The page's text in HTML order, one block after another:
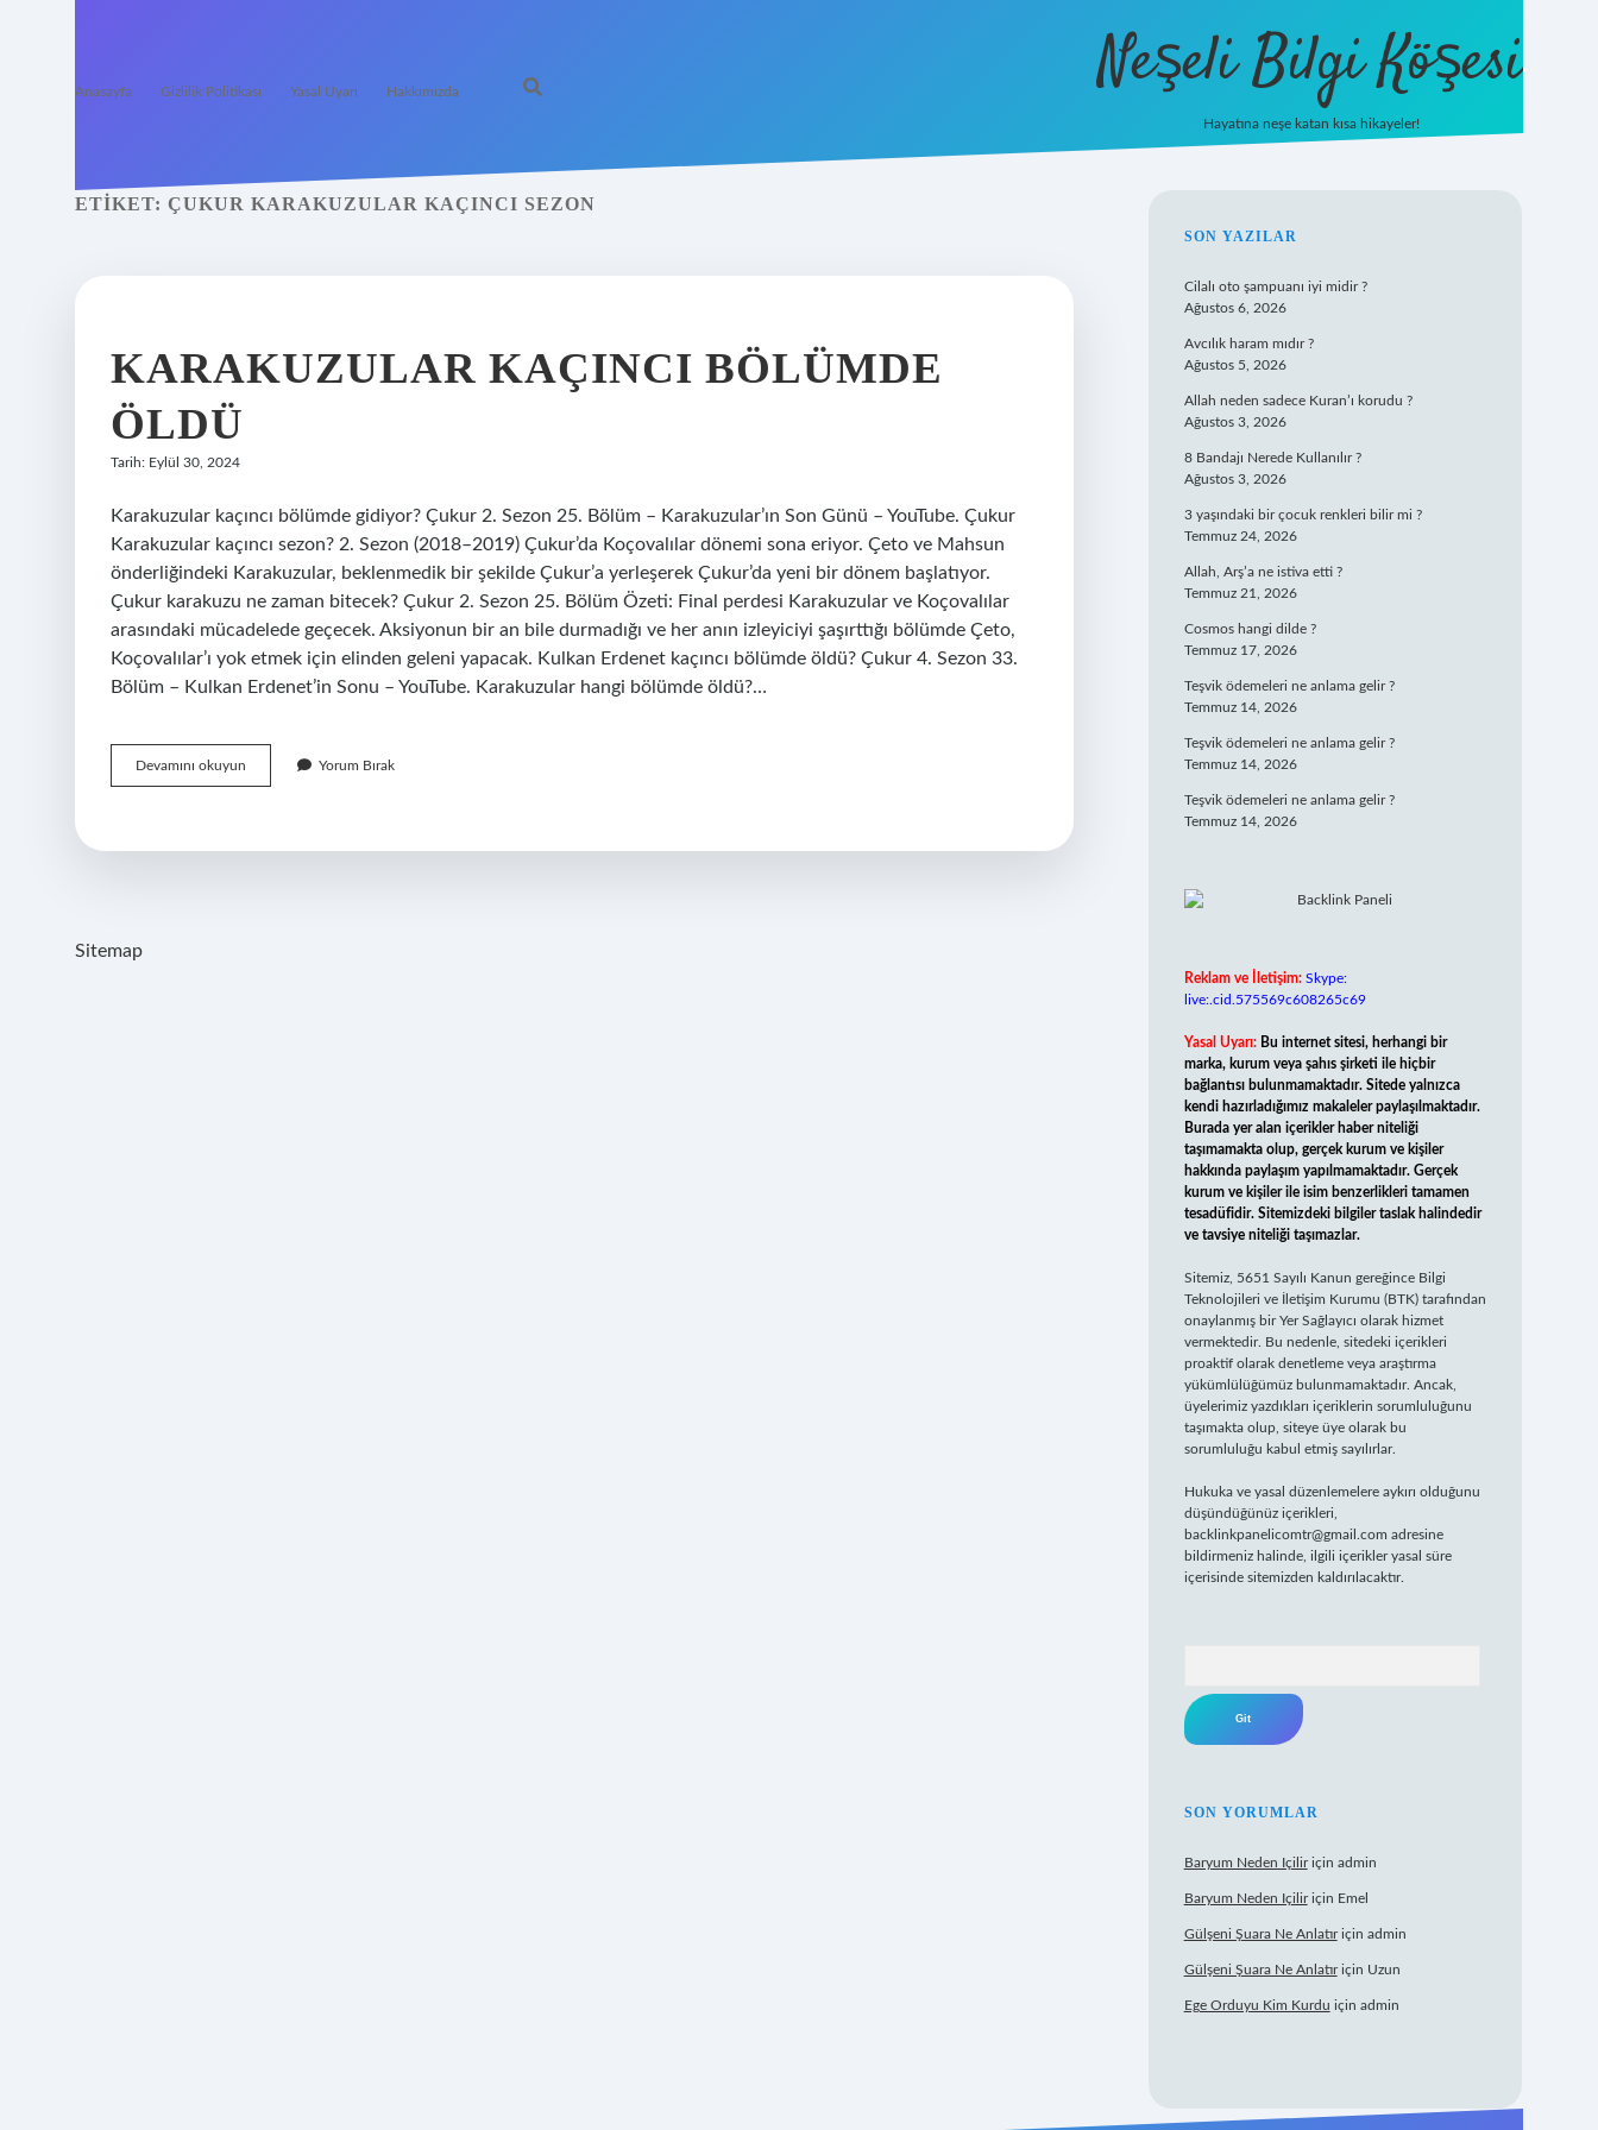
Anasayfa Gizlilik Politikası Yasal Uyarı Hakkımızda Neşeli Bilgi Köşesi
Hayatına neşe katan kısa hikayeler!
ETIKET: ÇUKUR KARAKUZULAR KAÇINCI SEZON
KARAKUZULAR KAÇINCI BÖLÜMDE
ÖLDÜ
Tarih: Eylül 30, 2024
Karakuzular kaçıncı bölümde gidiyor? Çukur 2. Sezon 25. Bölüm – Karakuzular’ın Son Günü – YouTube. Çukur
Karakuzular kaçıncı sezon? 2. Sezon (2018–2019) Çukur’da Koçovalılar dönemi sona eriyor. Çeto ve Mahsun
önderliğindeki Karakuzular, beklenmedik bir şekilde Çukur’a yerleşerek Çukur’da yeni bir dönem başlatıyor.
Çukur karakuzu ne zaman bitecek? Çukur 2. Sezon 25. Bölüm Özeti: Final perdesi Karakuzular ve Koçovalılar
arasındaki mücadelede geçecek. Aksiyonun bir an bile durmadığı ve her anın izleyiciyi şaşırttığı bölümde Çeto,
Koçovalılar’ı yok etmek için elinden geleni yapacak. Kulkan Erdenet kaçıncı bölümde öldü? Çukur 4. Sezon 33.
Bölüm – Kulkan Erdenet’in Sonu – YouTube. Karakuzular hangi bölümde öldü?…
Devamını okuyun Karakuzular
Kaçıncı
Yorum Bırak
Sitemap
SIDEBAR
SON YAZILAR
Cilalı oto şampuanı iyi midir ?
Ağustos 6, 2026
Avcılık haram mıdır ?
Ağustos 5, 2026
Allah neden sadece Kuran’ı korudu ?
Ağustos 3, 2026
8 Bandajı Nerede Kullanılır ?
Ağustos 3, 2026
3 yaşındaki bir çocuk renkleri bilir mi ?
Temmuz 24, 2026
Allah, Arş’a ne istiva etti ?
Temmuz 21, 2026
Cosmos hangi dilde ?
Temmuz 17, 2026
Teşvik ödemeleri ne anlama gelir ?
Temmuz 14, 2026
Teşvik ödemeleri ne anlama gelir ?
Temmuz 14, 2026
Teşvik ödemeleri ne anlama gelir ?
Temmuz 14, 2026
Reklam ve İletişim: Skype:
live:.cid.575569c608265c69
Yasal Uyarı: Bu internet sitesi, herhangi bir
marka, kurum veya şahıs şirketi ile hiçbir
bağlantısı bulunmamaktadır. Sitede yalnızca
kendi hazırladığımız makaleler paylaşılmaktadır.
Burada yer alan içerikler haber niteliği
taşımamakta olup, gerçek kurum ve kişiler
hakkında paylaşım yapılmamaktadır. Gerçek
kurum ve kişiler ile isim benzerlikleri tamamen
tesadüfidir. Sitemizdeki bilgiler taslak halindedir
ve tavsiye niteliği taşımazlar.
Sitemiz, 5651 Sayılı Kanun gereğince Bilgi
Teknolojileri ve İletişim Kurumu (BTK) tarafından
onaylanmış bir Yer Sağlayıcı olarak hizmet
vermektedir. Bu nedenle, sitedeki içerikleri
proaktif olarak denetleme veya araştırma
yükümlülüğümüz bulunmamaktadır. Ancak,
üyelerimiz yazdıkları içeriklerin sorumluluğunu
taşımakta olup, siteye üye olarak bu
sorumluluğu kabul etmiş sayılırlar.
Hukuka ve yasal düzenlemelere aykırı olduğunu
düşündüğünüz içerikleri,
backlinkpanelicomtr@gmail.com adresine
bildirmeniz halinde, ilgili içerikler yasal süre
içerisinde sitemizden kaldırılacaktır.
SON YORUMLAR
Baryum Neden Içiliriçin admin
Baryum Neden Içiliriçin Emel
Gülşeni Şuara Ne Anlatıriçin admin
Gülşeni Şuara Ne Anlatıriçin Uzun
Ege Orduyu Kim Kurdu için admin